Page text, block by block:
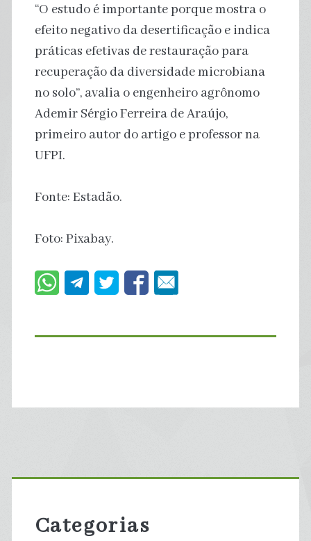
“O estudo é importante porque mostra o
efeito negativo da desertificação e indica
práticas efetivas de restauração para
recuperação da diversidade microbiana
no solo”, avalia o engenheiro agrônomo
Ademir Sérgio Ferreira de Araújo,
primeiro autor do artigo e professor na
UFPI.
Fonte: Estadão.
Foto: Pixabay.
Primary
Sidebar
Categorias